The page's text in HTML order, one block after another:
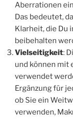
Aberrationen
Das bedeutet,
Klarheit, die Du
beibehalten
Vielseitigkeit:
und können mit
verwendet
Ergänzung für
ob Sie ein
verwenden,